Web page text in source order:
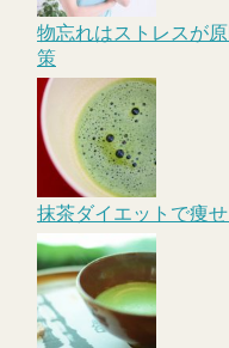
物忘れはストレスが
策
抹茶ダイエットで痩